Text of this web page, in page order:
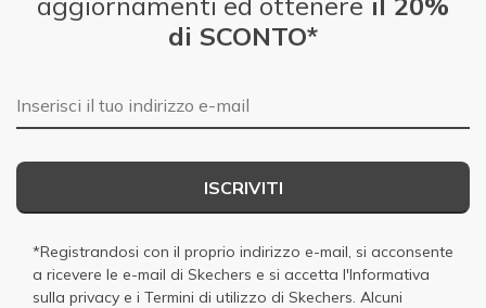
di SCONTO*
E-mail
ISCRIVITI
*Registrandosi con il proprio indirizzo e-mail, si acconsente
a ricevere le e-mail di Skechers e si accetta l'Informativa
sulla privacy e i Termini di utilizzo di Skechers. Alcuni